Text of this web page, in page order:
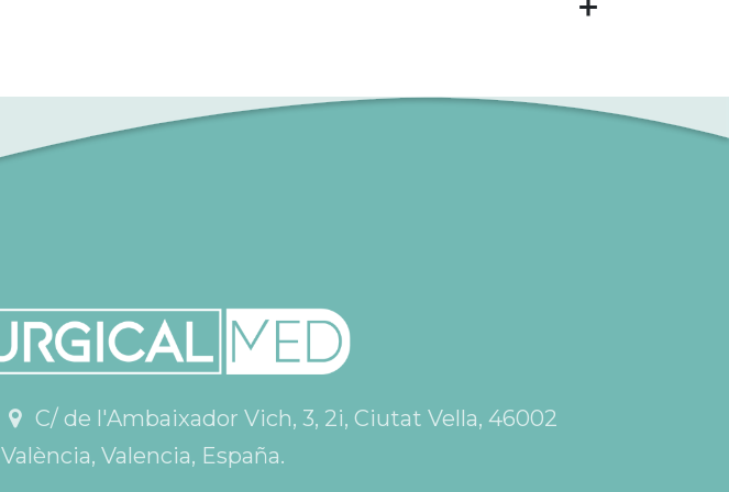
C/ de l'Ambaixador Vich, 3, 2i, Ciutat Vella, 46002
València, Valencia, España.